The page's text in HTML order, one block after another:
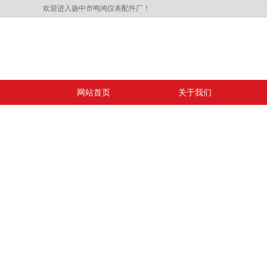
欢迎进入扬中市鸣鸿仪表配件厂！
网站首页 关于我们